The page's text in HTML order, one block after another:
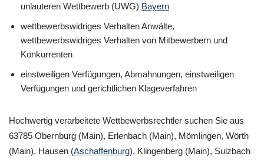
unlauteren Wettbewerb (UWG) Bayern
wettbewerbswidriges Verhalten Anwälte,
wettbewerbswidriges Verhalten von Mitbewerbern und
Konkurrenten
einstweiligen Verfügungen, Abmahnungen, einstweiligen
Verfügungen und gerichtlichen Klageverfahren
Hochwertig verarbeitete Wettbewerbsrechtler suchen Sie aus
63785 Obernburg (Main), Erlenbach (Main), Mömlingen, Wörth
(Main), Hausen (Aschaffenburg), Klingenberg (Main), Sulzbach